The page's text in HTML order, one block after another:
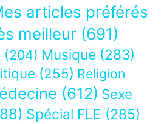
articles préférés
meilleur (691)
(204) Musique (283)
(255) Religion
(612) Sexe
Spécial FLE (285)